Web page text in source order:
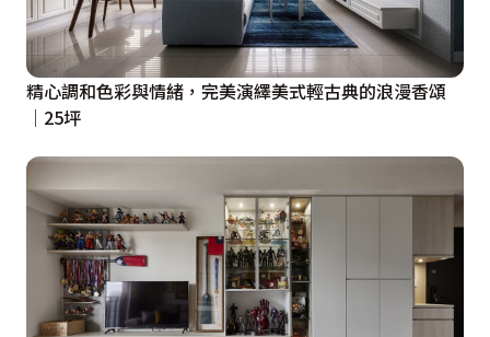
精心調和色彩與情緒，完美演繹美式輕古典的浪漫香頌
│25坪